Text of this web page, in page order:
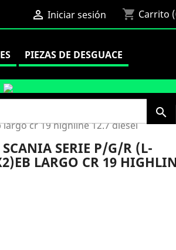
 Iniciar sesión shopping_cart Carrito
PIEZAS DE DESGUACE

cr 19 highline 12.7 diesel
SERIE P/G/R (L-
LARGO CR 19